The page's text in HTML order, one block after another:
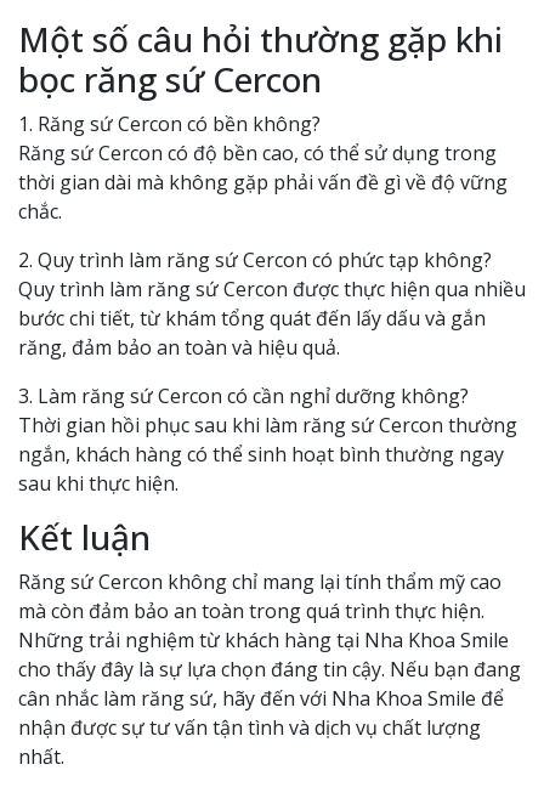
Một số câu hỏi thường gặp khi
bọc răng sứ Cercon
1. Răng sứ Cercon có bền không?
Răng sứ Cercon có độ bền cao, có thể sử dụng trong
thời gian dài mà không gặp phải vấn đề gì về độ vững
chắc.
2. Quy trình làm răng sứ Cercon có phức tạp không?
Quy trình làm răng sứ Cercon được thực hiện qua nhiều
bước chi tiết, từ khám tổng quát đến lấy dấu và gắn
răng, đảm bảo an toàn và hiệu quả.
3. Làm răng sứ Cercon có cần nghỉ dưỡng không?
Thời gian hồi phục sau khi làm răng sứ Cercon thường
ngắn, khách hàng có thể sinh hoạt bình thường ngay
sau khi thực hiện.
Kết luận
Răng sứ Cercon không chỉ mang lại tính thẩm mỹ cao
mà còn đảm bảo an toàn trong quá trình thực hiện.
Những trải nghiệm từ khách hàng tại Nha Khoa Smile
cho thấy đây là sự lựa chọn đáng tin cậy. Nếu bạn đang
cân nhắc làm răng sứ, hãy đến với Nha Khoa Smile để
nhận được sự tư vấn tận tình và dịch vụ chất lượng
nhất.